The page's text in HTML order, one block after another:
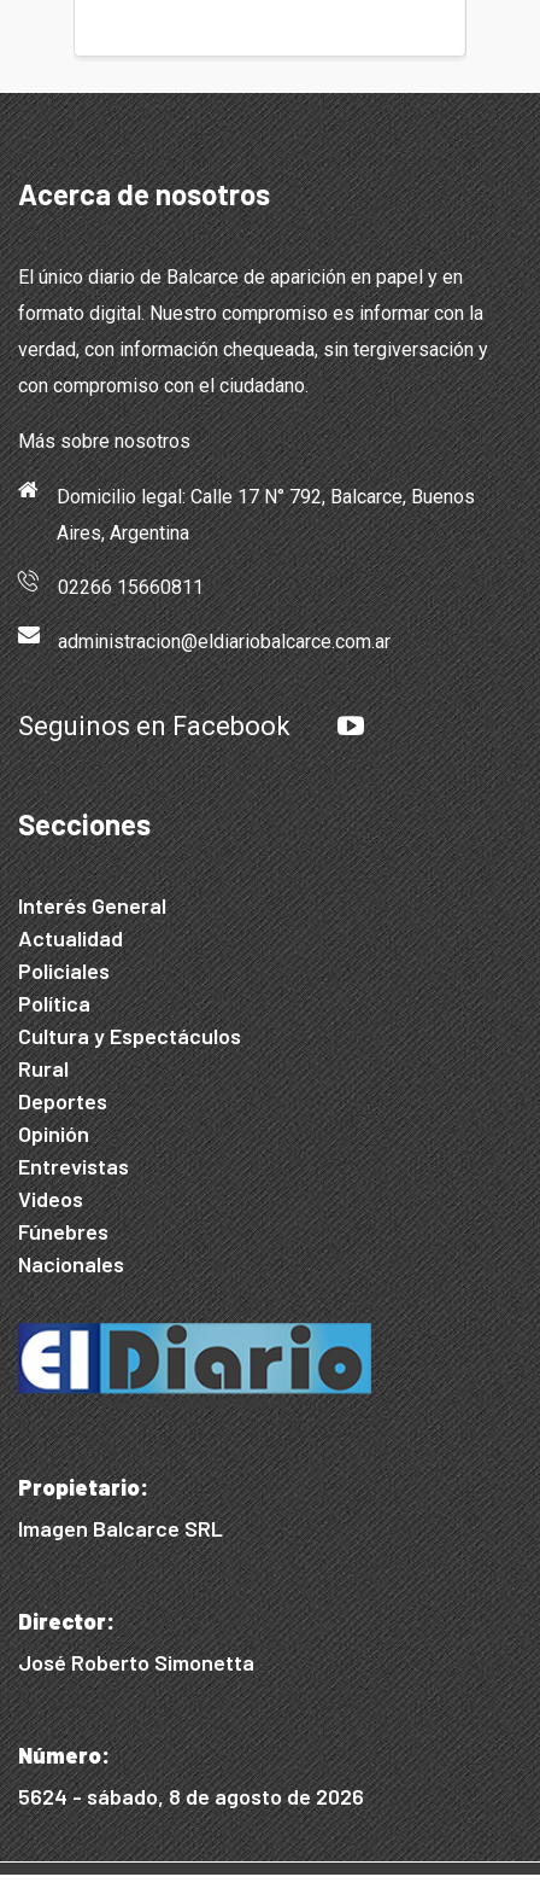
Acerca de nosotros
El único diario de Balcarce de aparición en papel y en
formato digital. Nuestro compromiso es informar con la
verdad, con información chequeada, sin tergiversación y
con compromiso con el ciudadano.
Más sobre nosotros
Domicilio legal: Calle 17 N° 792, Balcarce, Buenos
Aires, Argentina
02266 15660811
administracion@eldiariobalcarce.com.ar
Seguinos en Facebook
Secciones
Interés General
Actualidad
Policiales
Política
Cultura y Espectáculos
Rural
Deportes
Opinión
Entrevistas
Videos
Fúnebres
Nacionales
Propietario:
Imagen Balcarce SRL
Director:
José Roberto Simonetta
Número:
5624 - sábado, 8 de agosto de 2026